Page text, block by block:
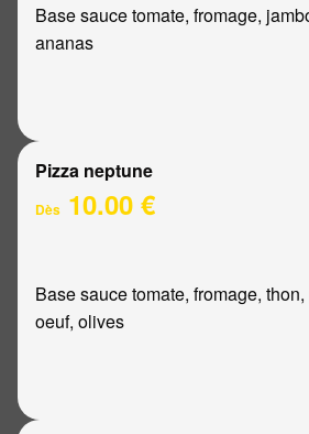
Base sauce tomate, fromage,
ananas
Pizza neptune
Dès 10.00 €
Base sauce tomate, fromage,
oeuf, olives